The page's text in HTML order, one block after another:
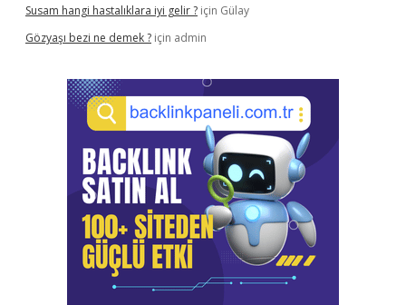
Susam hangi hastalıklara iyi gelir ? için Gülay
Gözyaşı bezi ne demek ? için admin